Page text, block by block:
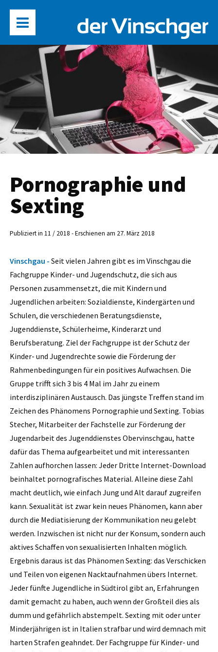
Pornographie und
Sexting
Publiziert in 11 / 2018 - Erschienen am 27. März 2018
Vinschgau - Seit vielen Jahren gibt es im Vinschgau die
Fachgruppe Kinder- und Jugendschutz, die sich aus
Personen zusammensetzt, die mit Kindern und
Jugendlichen arbeiten: Sozialdienste, Kindergärten und
Schulen, die verschiedenen Beratungsdienste,
Jugenddienste, Schülerheime, Kinderarzt und
Berufsberatung. Ziel der Fachgruppe ist der Schutz der
Kinder- und Jugendrechte sowie die Förderung der
Rahmenbedingungen für ein positives Aufwachsen. Die
Gruppe trifft sich 3 bis 4 Mal im Jahr zu einem
interdisziplinären Austausch. Das jüngste Treffen stand im
Zeichen des Phänomens Pornographie und Sexting. Tobias
Stecher, Mitarbeiter der Fachstelle zur Förderung der
Jugendarbeit des Jugenddienstes Obervinschgau, hatte
dafür das Thema aufgearbeitet und mit interessanten
Zahlen aufhorchen lassen: Jeder Dritte Internet-Download
beinhaltet pornografisches Material. Alleine diese Zahl
macht deutlich, wie einfach Jung und Alt darauf zugreifen
kann. Sexualität ist zwar kein neues Phänomen, kann aber
durch die Mediatisierung der Kommunikation neu gelebt
werden. Inzwischen ist nicht nur der Konsum, sondern auch
aktives Schaffen von sexualisierten Inhalten möglich.
Ergebnis daraus ist das Phänomen Sexting: das Verschicken
und Teilen von eigenen Nacktaufnahmen übers Internet.
Jeder fünfte Jugendliche in Südtirol gibt an, Erfahrungen
damit gemacht zu haben, auch wenn der Großteil dies als
dumm und gefährlich abstempelt. Sexting mit oder unter
Minderjährigen ist in Italien strafbar und wird demnach mit
harten Strafen geahndet. Der Fachgruppe für Kinder- und